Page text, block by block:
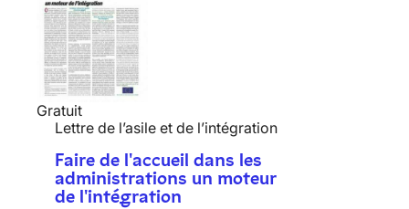
Gratuit
Lettre de l’asile et de l’intégration
Faire de l'accueil dans les
administrations un moteur
de l'intégration